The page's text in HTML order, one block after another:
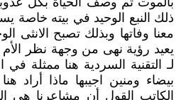
ذلك النبع الوحيد في بيته خاصة
معنا وفاتها وبذلك تصبح الانثى
يعيد رؤية نهى من وجهة نظر الأم
لـ التقنية السردية هنا ممثلة في
بيضاء ومنين اجيبها ماذا أراد
الكاتب القول أن مشاعرنا هي